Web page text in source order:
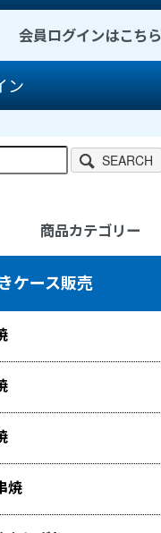
会員ログインはこちら
ン
SEARCH
商品カテゴリー
ケース販売
焼